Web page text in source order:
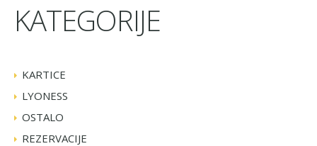
KATEGORIJE
KARTICE
LYONESS
OSTALO
REZERVACIJE